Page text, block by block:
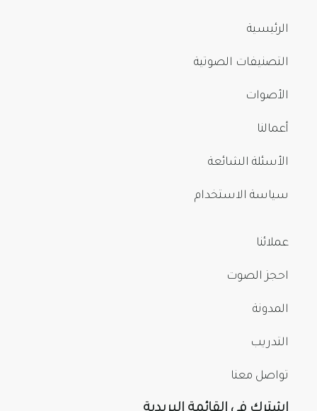
الرئيسية
التصنيفات الصوتية
الأصوات
أعمالنا
الأسئلة الشائعة
سياسة الاستخدام
عملائنا
احجز الصوت
المدونة
التدريب
تواصل معنا